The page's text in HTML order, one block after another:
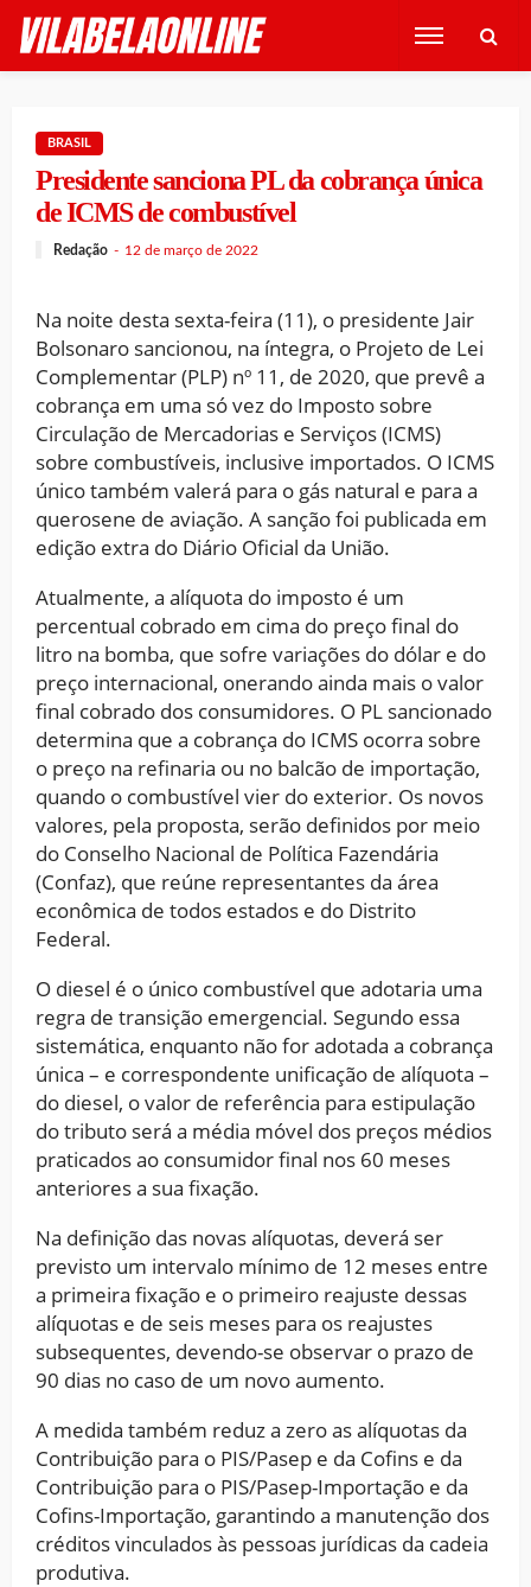
BRASIL
Presidente sanciona PL da cobrança única
de ICMS de combustível
Redação 12 de março de 2022
Na noite desta sexta-feira (11), o presidente Jair
Bolsonaro sancionou, na íntegra, o Projeto de Lei
Complementar (PLP) nº 11, de 2020, que prevê a
cobrança em uma só vez do Imposto sobre
Circulação de Mercadorias e Serviços (ICMS)
sobre combustíveis, inclusive importados. O ICMS
único também valerá para o gás natural e para a
querosene de aviação. A sanção foi publicada em
edição extra do Diário Oficial da União.
Atualmente, a alíquota do imposto é um
percentual cobrado em cima do preço final do
litro na bomba, que sofre variações do dólar e do
preço internacional, onerando ainda mais o valor
final cobrado dos consumidores. O PL sancionado
determina que a cobrança do ICMS ocorra sobre
o preço na refinaria ou no balcão de importação,
quando o combustível vier do exterior. Os novos
valores, pela proposta, serão definidos por meio
do Conselho Nacional de Política Fazendária
(Confaz), que reúne representantes da área
econômica de todos estados e do Distrito
Federal.
O diesel é o único combustível que adotaria uma
regra de transição emergencial. Segundo essa
sistemática, enquanto não for adotada a cobrança
única – e correspondente unificação de alíquota –
do diesel, o valor de referência para estipulação
do tributo será a média móvel dos preços médios
praticados ao consumidor final nos 60 meses
anteriores a sua fixação.
Na definição das novas alíquotas, deverá ser
previsto um intervalo mínimo de 12 meses entre
a primeira fixação e o primeiro reajuste dessas
alíquotas e de seis meses para os reajustes
subsequentes, devendo-se observar o prazo de
90 dias no caso de um novo aumento.
A medida também reduz a zero as alíquotas da
Contribuição para o PIS/Pasep e da Cofins e da
Contribuição para o PIS/Pasep-Importação e da
Cofins-Importação, garantindo a manutenção dos
créditos vinculados às pessoas jurídicas da cadeia
produtiva.